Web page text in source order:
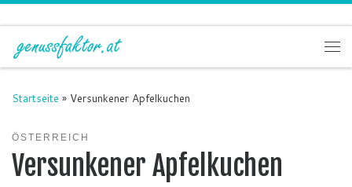
Zum Inhalt springen
Startseite » Versunkener Apfelkuchen
ÖSTERREICH
Versunkener Apfelkuchen